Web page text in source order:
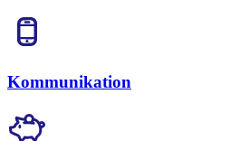
Kommunikation